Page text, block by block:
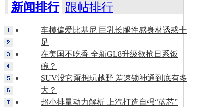
新闻排行 跟帖排行
车模偏爱比基尼 巨乳长腿性感身材诱惑十
足
在美国不吃香 全新GL8升级欲抢日系饭
碗？
SUV没它甭想玩越野 差速锁神通到底有多
大？
超小排量动力解析 上汽打造自强“蓝芯”